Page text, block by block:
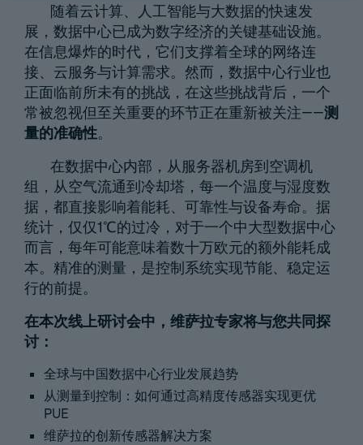
随着云计算、人工智能与大数据的快速发
展，数据中心已成为数字经济的关键基础设施。
在信息爆炸的时代，它们支撑着全球的网络连
接、云服务与计算需求。然而，数据中心行业也
正面临前所未有的挑战，在这些挑战背后，一个
常被忽视但至关重要的环节正在重新被关注——测
量的准确性。
在数据中心内部，从服务器机房到空调机
组，从空气流通到冷却塔，每一个温度与湿度数
据，都直接影响着能耗、可靠性与设备寿命。据
统计，仅仅1℃的过冷，对于一个中大型数据中心
而言，每年可能意味着数十万欧元的额外能耗成
本。精准的测量，是控制系统实现节能、稳定运
行的前提。
在本次线上研讨会中，维萨拉专家将与您共同探
讨：
全球与中国数据中心行业发展趋势
从测量到控制：如何通过高精度传感器实现更优
PUE
维萨拉的创新传感器解决方案